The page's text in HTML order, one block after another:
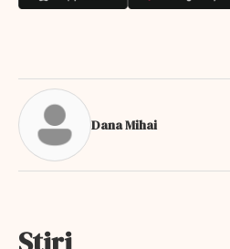
Dana Mihai